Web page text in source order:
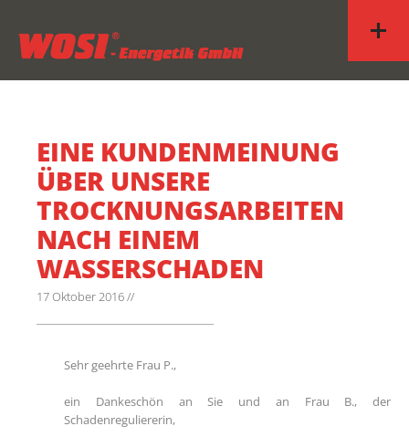
EINE KUNDENMEINUNG
ÜBER UNSERE
TROCKNUNGSARBEITEN
NACH EINEM
WASSERSCHADEN
17 Oktober 2016 //
Sehr geehrte Frau P.,
ein Dankeschön an Sie und an Frau B., der
Schadenreguliererin,